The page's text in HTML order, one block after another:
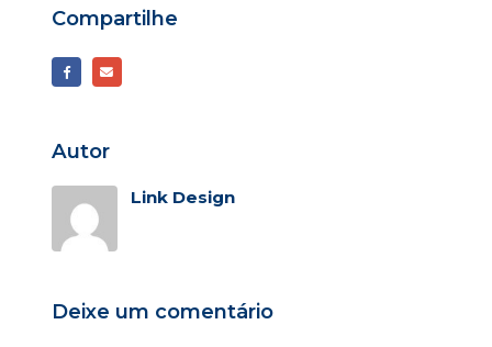
Compartilhe
Autor
Link Design
Deixe um comentário